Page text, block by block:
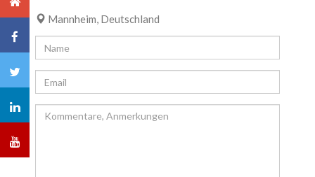
Mannheim, Deutschland